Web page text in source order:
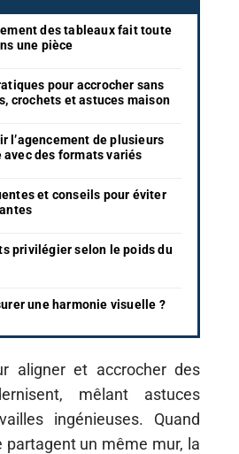
des tableaux fait toute
une pièce
pour accrocher sans
crochets et astuces maison
l’agencement de plusieurs
avec des formats variés
et conseils pour éviter
privilégier selon le poids du
une harmonie visuelle ?
aligner et accrocher des
mêlant astuces
ingénieuses. Quand
un même mur, la